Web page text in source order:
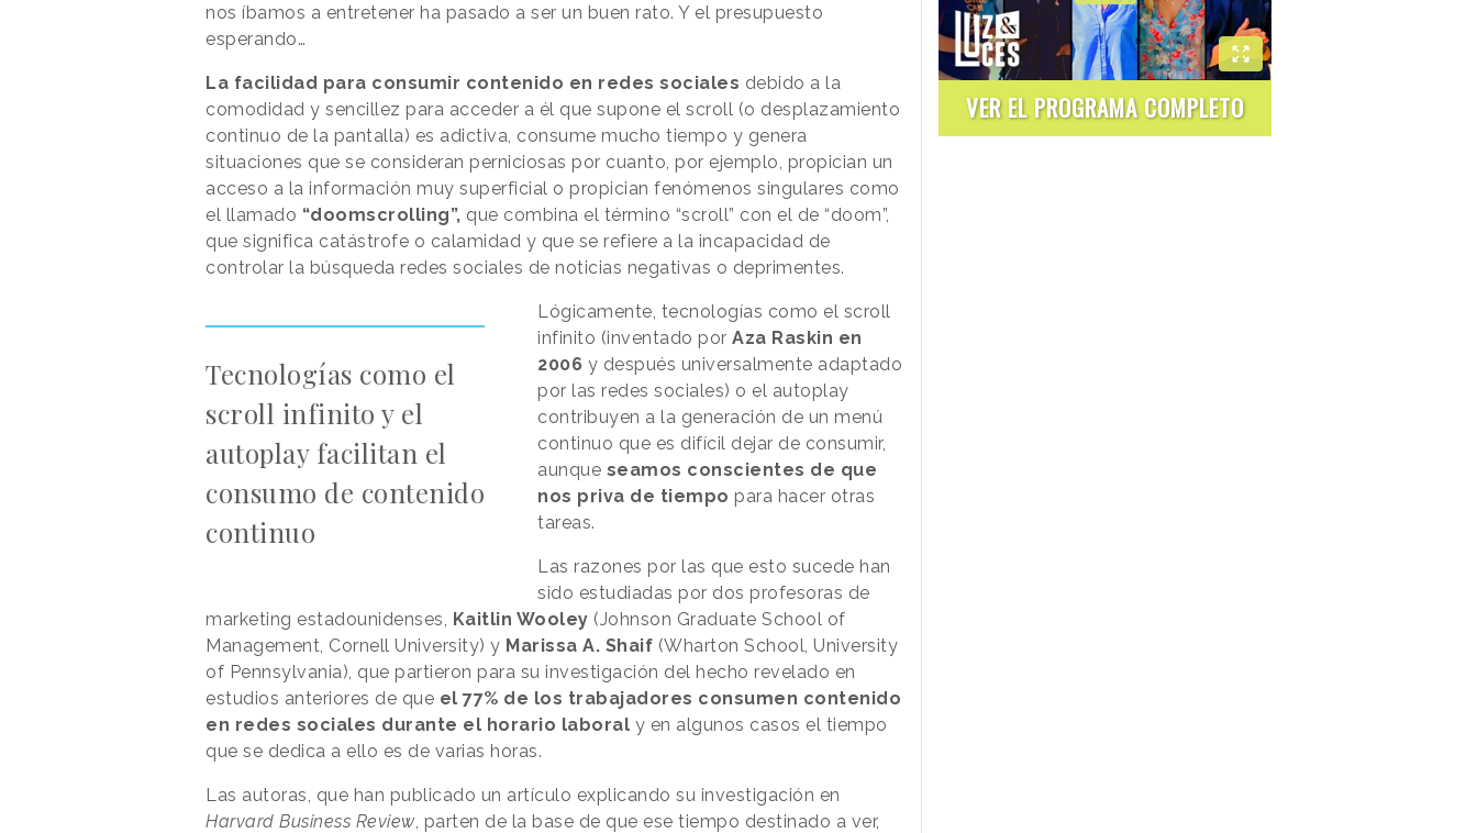
nos íbamos a entretener ha pasado a ser un buen rato. Y el presupuesto
esperando…
La facilidad para consumir contenido en redes sociales debido a la
comodidad y sencillez para acceder a él que supone el scroll (o desplazamiento
continuo de la pantalla) es adictiva, consume mucho tiempo y genera
situaciones que se consideran perniciosas por cuanto, por ejemplo, propician un
acceso a la información muy superficial o propician fenómenos singulares como
el llamado “doomscrolling”, que combina el término “scroll” con el de “doom”,
que significa catástrofe o calamidad y que se refiere a la incapacidad de
controlar la búsqueda redes sociales de noticias negativas o deprimentes.
Tecnologías como el
scroll infinito y el
autoplay facilitan el
consumo de contenido
continuo
Lógicamente, tecnologías como el scroll
infinito (inventado porAza Raskin en
2006 y después universalmente adaptado
por las redes sociales) o el autoplay
contribuyen a la generación de un menú
continuo que es difícil dejar de consumir,
aunque seamos conscientes de que
nos priva de tiempo para hacer otras
tareas.
Las razones por las que esto sucede han
sido estudiadas por dos profesoras de
marketing estadounidenses, Kaitlin Wooley (Johnson Graduate School of
Management, Cornell University) y Marissa A. Shaif (Wharton School, University
of Pennsylvania), que partieron para su investigación del hecho revelado en
estudios anteriores de que el 77% de los trabajadores consumen contenido
en redes sociales durante el horario laboral y en algunos casos el tiempo
que se dedica a ello es de varias horas.
Las autoras, que han publicado un artículo explicando su investigación en
Harvard Business Review , parten de la base de que ese tiempo destinado a ver,
VER EL PROGRAMA COMPLETO